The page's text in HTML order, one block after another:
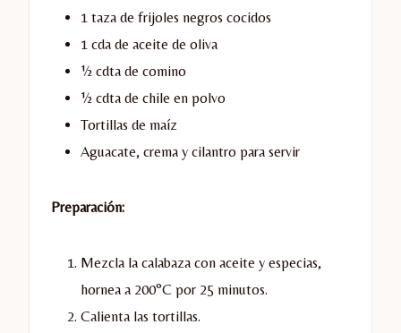
1 taza de frijoles negros cocidos
1 cda de aceite de oliva
½ cdta de comino
½ cdta de chile en polvo
Tortillas de maíz
Aguacate, crema y cilantro para servir
Preparación:
Mezcla la calabaza con aceite y especias,
hornea a 200°C por 25 minutos.
Calienta las tortillas.